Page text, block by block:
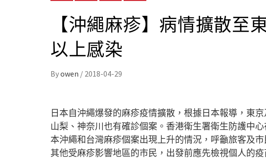
【沖繩麻疹】病情擴散至
以上感染
Byowen / 2018-04-29
日本自沖繩爆發的麻疹疫情擴散，根據日本報導，東
山梨、神奈川也有確診個案。香港衛生署衛生防護中
本沖繩和台灣麻疹個案出現上升的情況，呼籲旅客及
其他受麻疹影響地區的市民，出發前應先檢視個人的疫